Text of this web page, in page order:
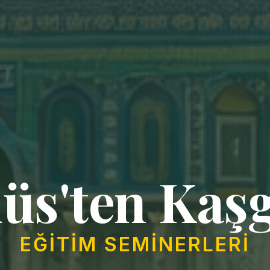
EĞITIM SEMINERLERI